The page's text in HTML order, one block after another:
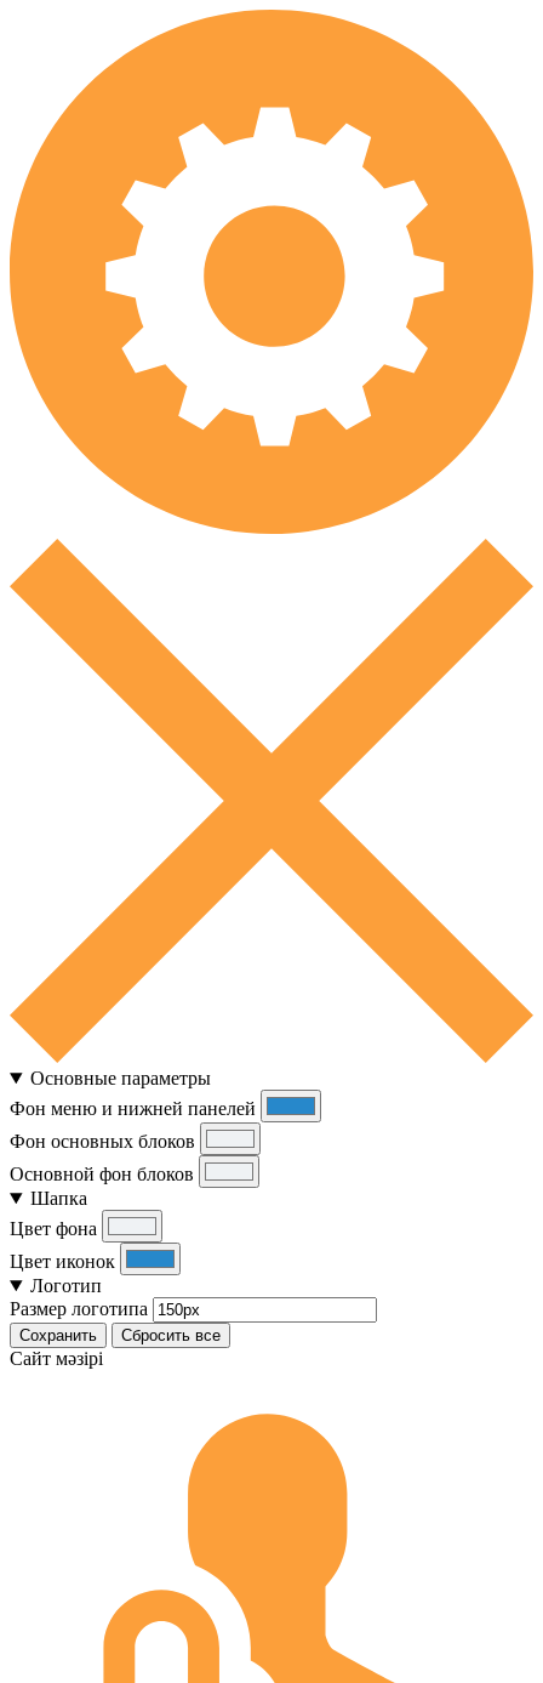
Основные параметры
Фон меню и нижней панелей
Фон основных блоков
Основной фон блоков
Шапка
Цвет фона
Цвет иконок
Логотип
Размер логотипа
Сохранить Сбросить все
Cайт мәзірі